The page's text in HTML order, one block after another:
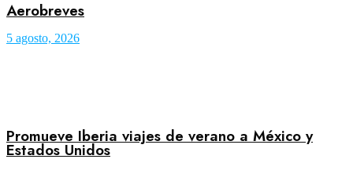
Aerobreves
5 agosto, 2026
Promueve Iberia viajes de verano a México y
Estados Unidos